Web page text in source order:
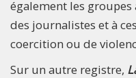
également les
des journalistes et à
coercition ou de
Sur un autre registre,